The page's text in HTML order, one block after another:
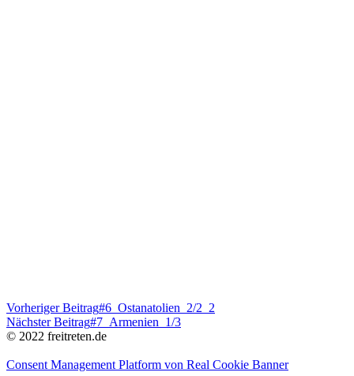
Vorheriger Beitrag#6_Ostanatolien_2/2_2
Nächster Beitrag#7_Armenien_1/3
© 2022 freitreten.de
Consent Management Platform von Real Cookie Banner